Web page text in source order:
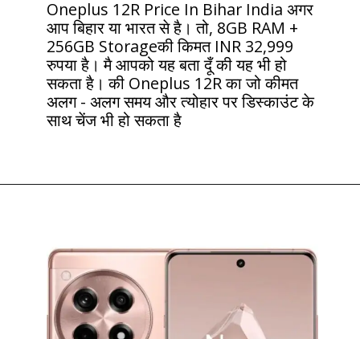
Oneplus 12R Price In Bihar India अगर
आप बिहार या भारत से है। तो, 8GB RAM +
256GB Storageकी किमत INR 32,999
रुपया है। मै आपको यह बता दूँ की यह भी हो
सकता है। की Oneplus 12R का जो कीमत
अलग - अलग समय और त्योहार पर डिस्काउंट के
साथ चेंज भी हो सकता है